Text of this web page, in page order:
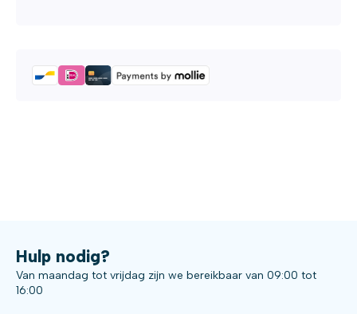
Hulp nodig?
Van maandag tot vrijdag zijn we bereikbaar van 09:00 tot
16:00